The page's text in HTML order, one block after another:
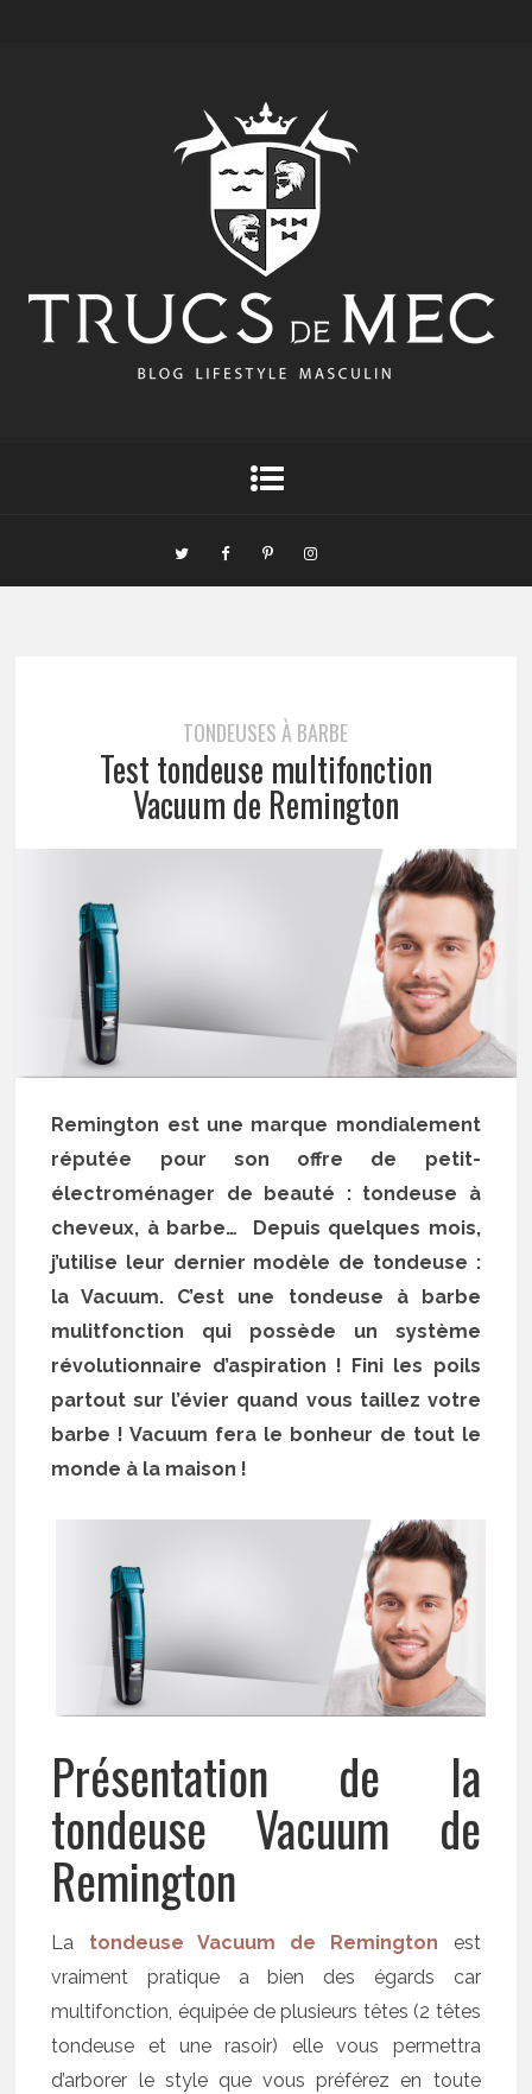
TONDEUSES À BARBE
Test tondeuse multifonction
Vacuum de Remington
Remington est une marque mondialement
réputée pour son offre de petit-
électroménager de beauté : tondeuse à
cheveux, à barbe… Depuis quelques mois,
j’utilise leur dernier modèle de tondeuse :
la Vacuum. C’est une tondeuse à barbe
mulitfonction qui possède un système
révolutionnaire d’aspiration ! Fini les poils
partout sur l’évier quand vous taillez votre
barbe ! Vacuum fera le bonheur de tout le
monde à la maison !
Présentation de la
tondeuse Vacuum de
Remington
La tondeuse Vacuum de Remington est
vraiment pratique a bien des égards car
multifonction, équipée de plusieurs têtes (2 têtes
tondeuse et une rasoir) elle vous permettra
d’arborer le style que vous préférez en toute